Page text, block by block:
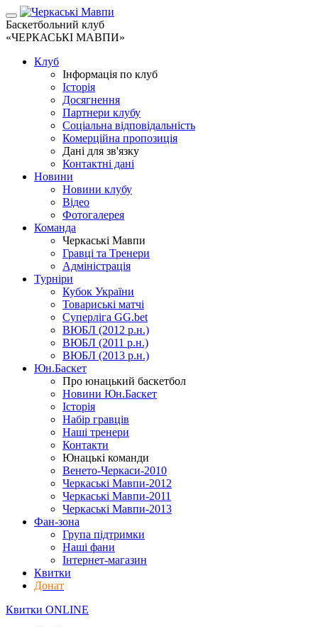
Баскетбольний клуб
«ЧЕРКАСЬКІ МАВПИ»
Клуб
Інформація по клуб
Історія
Досягнення
Партнери клубу
Соціальна відповідальність
Комерційна пропозиція
Дані для зв'язку
Контактні дані
Новини
Новини клубу
Відео
Фотогалерея
Команда
Черкаські Мавпи
Гравці та Тренери
Адміністрація
Турніри
Кубок України
Товариські матчі
Суперліга GG.bet
ВЮБЛ (2012 р.н.)
ВЮБЛ (2011 р.н.)
ВЮБЛ (2013 р.н.)
Юн.Баскет
Про юнацький баскетбол
Новини Юн.Баскет
Історія
Набір гравців
Наші тренери
Контакти
Юнацькі команди
Венето-Черкаси-2010
Черкаські Мавпи-2012
Черкаські Мавпи-2011
Черкаські Мавпи-2013
Фан-зона
Група підтримки
Наші фани
Інтернет-магазин
Квитки
Донат
Квитки ONLINE